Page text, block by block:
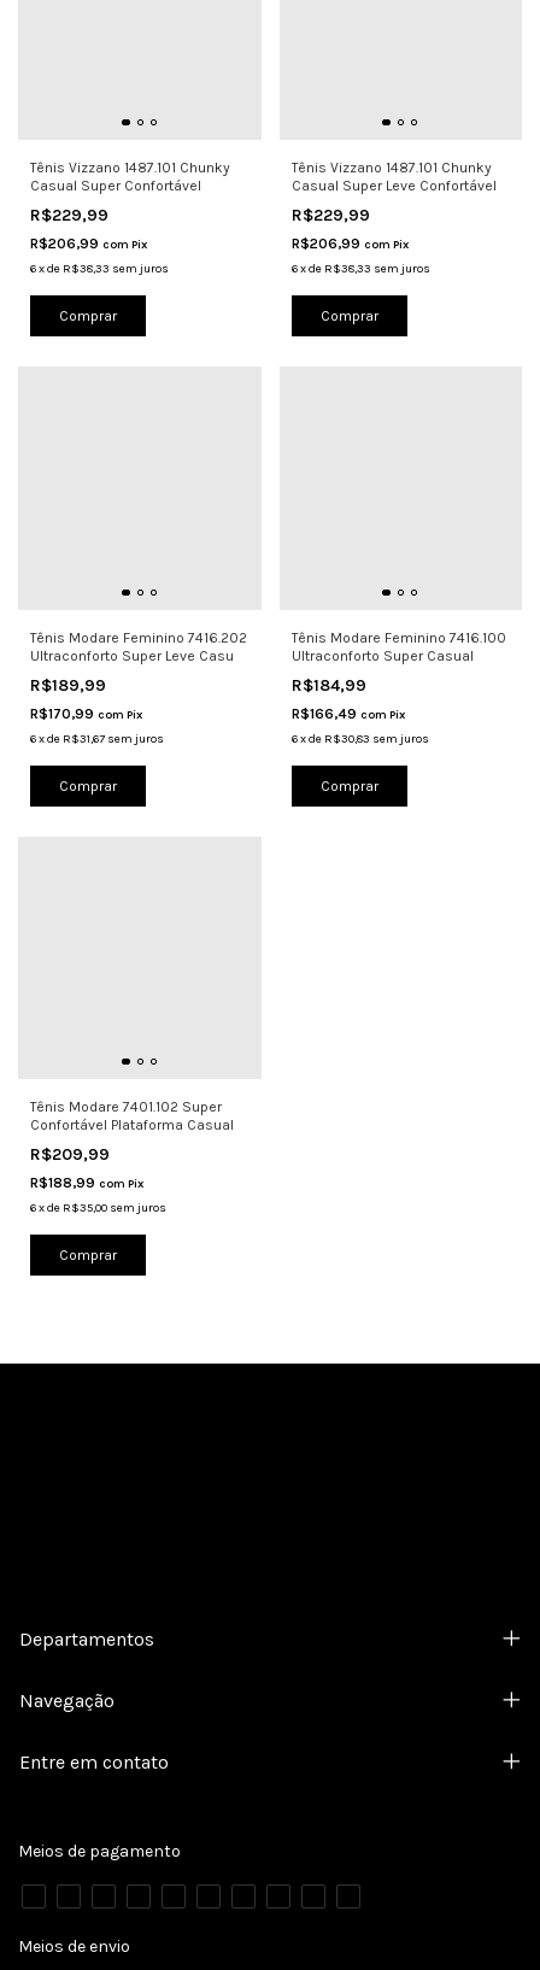
Tênis Vizzano 1487.101 Chunky
Casual Super Confortável
R$229,99
R$206,99 com Pix
6xde R$38,33 sem juros
Comprar
Tênis Vizzano 1487.101 Chunky
Casual Super Leve Confortável
R$229,99
R$206,99 com Pix
6 xde R$38,33 sem juros
Comprar
Tênis Modare Feminino 7416.202
Ultraconforto Super Leve Casu
R$189,99
R$170,99 com Pix
6xde R$31,67 sem juros
Comprar
Tênis Modare Feminino 7416.100
Ultraconforto Super Casual
R$184,99
R$166,49 com Pix
6 xde R$30,83 sem juros
Comprar
Tênis Modare 7401.102 Super
Confortável Plataforma Casual
R$209,99
R$188,99 com Pix
6xde R$35,00 sem juros
Comprar
Departamentos
Navegação
Entre em contato
Meios de pagamento
Meios de envio